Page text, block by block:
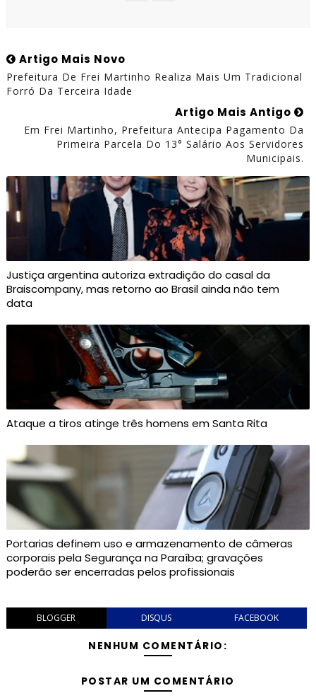
Artigo Mais Novo
Prefeitura De Frei Martinho Realiza Mais Um Tradicional
Forró Da Terceira Idade
Artigo Mais Antigo
Em Frei Martinho, Prefeitura Antecipa Pagamento Da
Primeira Parcela Do 13° Salário Aos Servidores
Municipais.
Justiça argentina autoriza extradição do casal da
Braiscompany, mas retorno ao Brasil ainda não tem
data
Ataque a tiros atinge três homens em Santa Rita
Portarias definem uso e armazenamento de câmeras
corporais pela Segurança na Paraíba; gravações
poderão ser encerradas pelos profissionais
BLOGGER DISQUS FACEBOOK
NENHUM COMENTÁRIO:
POSTAR UM COMENTÁRIO